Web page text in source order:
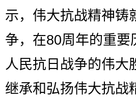
示，伟大抗战精神铸
争，在80周年的重
人民抗日战争的伟大
继承和弘扬伟大抗战